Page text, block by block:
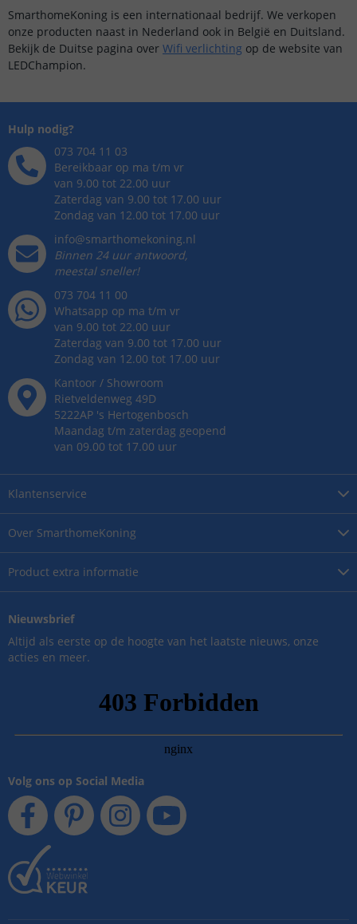
SmarthomeKoning is een internationaal bedrijf. We verkopen
onze producten naast in Nederland ook in België en Duitsland.
Bekijk de Duitse pagina over Wifi verlichting op de website van
LEDChampion.
Over SmarthomeKoning
Product extra informatie
Klantenservice
Hulp nodig?
073 704 11 03
Bereikbaar op ma t/m vr
van 9.00 tot 22.00 uur
Zaterdag van 9.00 tot 17.00 uur
Zondag van 12.00 tot 17.00 uur
info@smarthomekoning.nl
Binnen 24 uur antwoord,
meestal sneller!
073 704 11 00
Whatsapp op ma t/m vr
van 9.00 tot 22.00 uur
Zaterdag van 9.00 tot 17.00 uur
Zondag van 12.00 tot 17.00 uur
Kantoor / Showroom
Rietveldenweg 49D
5222AP 's Hertogenbosch
Maandag t/m zaterdag geopend
van 09.00 tot 17.00 uur
Nieuwsbrief
Altijd als eerste op de hoogte van het laatste nieuws, onze
acties en meer.
Volg ons op Social Media